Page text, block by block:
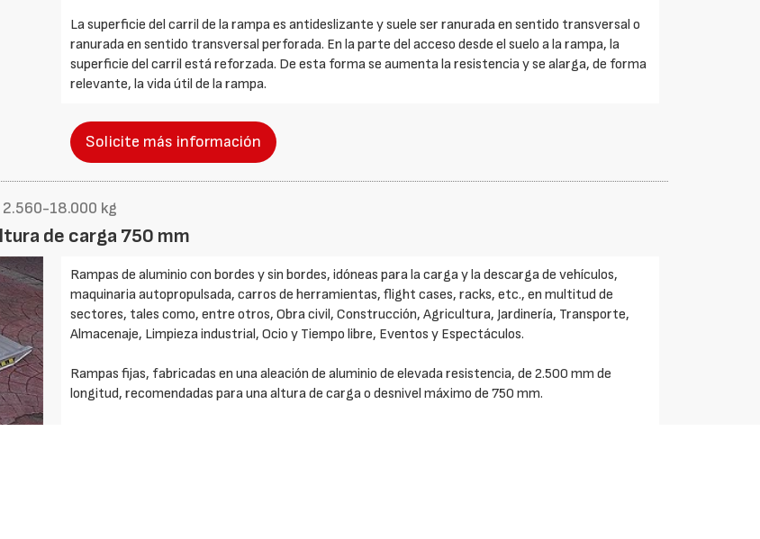
La superficie del carril de la rampa es antideslizante y suele ser ranurada en sentido transversal o
ranurada en sentido transversal perforada. En la parte del acceso desde el suelo a la rampa, la
superficie del carril está reforzada. De esta forma se aumenta la resistencia y se alarga, de forma
relevante, la vida útil de la rampa.
Solicite más información
18.000 kg
de carga 750 mm
Rampas de aluminio con bordes y sin bordes, idóneas para la carga y la descarga de vehículos,
maquinaria autopropulsada, carros de herramientas, flight cases, racks, etc., en multitud de
sectores, tales como, entre otros, Obra civil, Construcción, Agricultura, Jardinería, Transporte,
Almacenaje, Limpieza industrial, Ocio y Tiempo libre, Eventos y Espectáculos.
Rampas fijas, fabricadas en una aleación de aluminio de elevada resistencia, de 2.500 mm de
longitud, recomendadas para una altura de carga o desnivel máximo de 750 mm.